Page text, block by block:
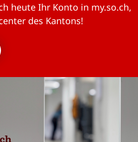
heute Ihr Konto in my.so.ch,
des Kantons!